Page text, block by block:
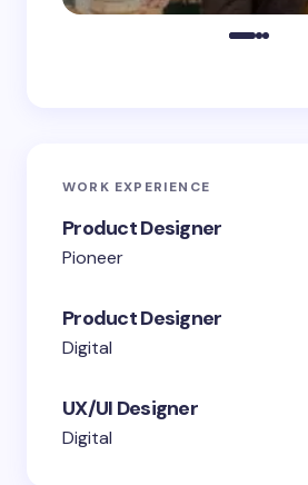
WORK EXPERIENCE
Product Designer
Pioneer
Product Designer
Digital
UX/UI Designer
Digital